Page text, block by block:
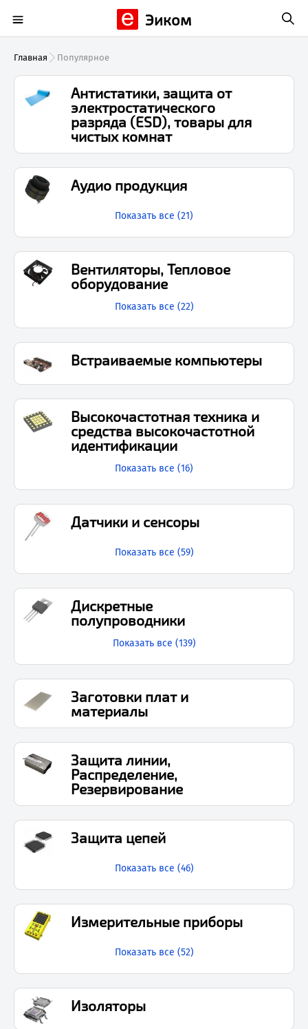
Эиком
Главная Популярное
Антистатики, защита от
электростатического
разряда (ESD), товары для
чистых комнат
Аудио продукция
Показать все (21)
Вентиляторы, Тепловое
оборудование
Показать все (22)
Встраиваемые компьютеры
Высокочастотная техника и
средства высокочастотной
идентификации
Показать все (16)
Датчики и сенсоры
Показать все (59)
Дискретные
полупроводники
Показать все (139)
Заготовки плат и
материалы
Защита линии,
Распределение,
Резервирование
Защита цепей
Показать все (46)
Измерительные приборы
Показать все (52)
Изоляторы